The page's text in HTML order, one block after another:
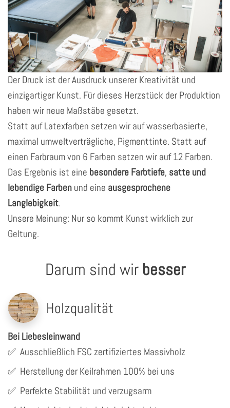
Der Druck ist der Ausdruck unserer Kreativität und
einzigartiger Kunst. Für dieses Herzstück der Produktion
haben wir neue Maßstäbe gesetzt.
Statt auf Latexfarben setzen wir auf wasserbasierte,
maximal umweltverträgliche, Pigmenttinte. Statt auf
einen Farbraum von 6 Farben setzen wir auf 12 Farben.
Das Ergebnis ist eine besondere Farbtiefe, satte und
lebendige Farben und eine ausgesprochene
Langlebigkeit.
Unsere Meinung: Nur so kommt Kunst wirklich zur
Geltung.
Darum sind wir besser
Holzqualität
Bei Liebesleinwand
✅ Ausschließlich FSC zertifiziertes Massivholz
✅ Herstellung der Keilrahmen 100% bei uns
✅ Perfekte Stabilität und verzugsarm